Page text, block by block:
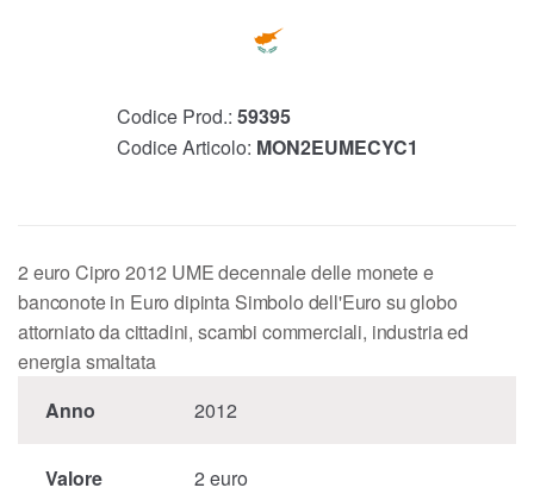
Codice Prod.: 59395
Codice Articolo: MON2EUMECYC1
2 euro Cipro 2012 UME decennale delle monete e
banconote in Euro dipinta Simbolo dell'Euro su globo
attorniato da cittadini, scambi commerciali, industria ed
energia smaltata
Anno
2012
Valore 2 euro